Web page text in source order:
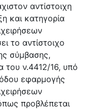
αντίστοιχη
και κατηγορία
το αντίστοιχο
σύμβασης,
ν.4412/16, υπό
εφαρμογής
προβλέπεται